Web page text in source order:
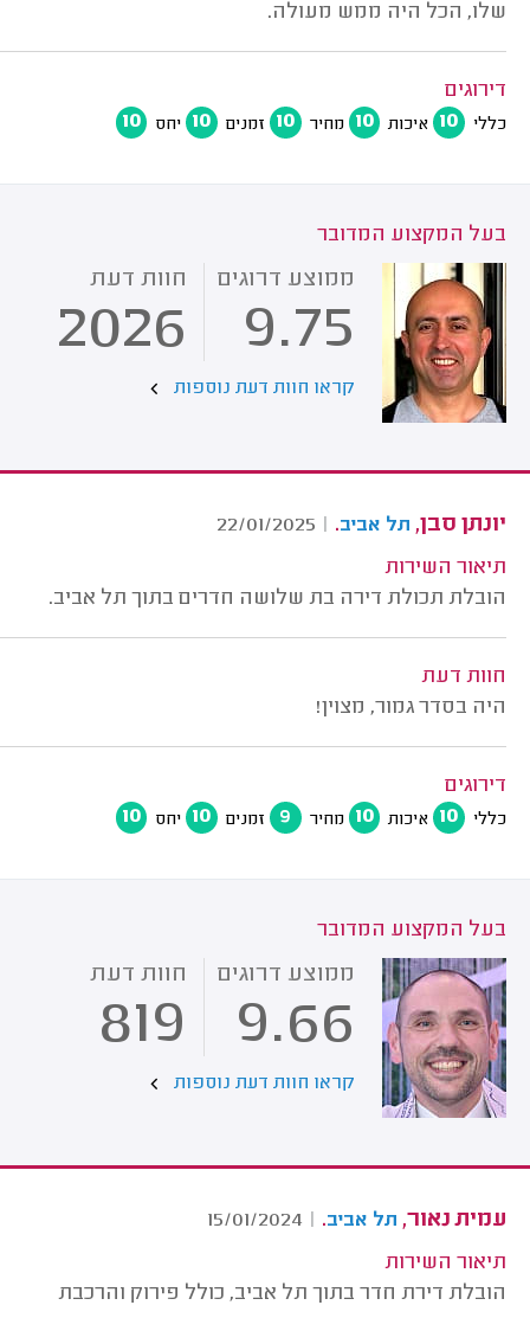
שלו, הכל היה ממש מעולה.
דירוגים
כללי 10 איכות 10 מחיר 10 זמנים 10 יחס 10
בעל המקצוע המדובר
ממוצע דרוגים
9.75
חוות דעת
2026
קראו חוות דעת נוספות
יונתן סבן, תל אביב.
|
22/01/2025
תיאור השירות
הובלת תכולת דירה בת שלושה חדרים בתוך תל אביב.
חוות דעת
היה בסדר גמור, מצוין!
דירוגים
כללי 10 איכות 10 מחיר 9 זמנים 10 יחס 10
בעל המקצוע המדובר
ממוצע דרוגים
9.66
חוות דעת
819
קראו חוות דעת נוספות
עמית נאור, תל אביב.
|
15/01/2024
תיאור השירות
הובלת דירת חדר בתוך תל אביב, כולל פירוק והרכבת